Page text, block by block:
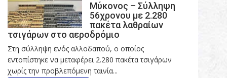
Μύκονος – Σύλληψη
56χρονου με 2.280
πακέτα λαθραίων
τσιγάρων στο αεροδρόμιο
Στη σύλληψη ενός αλλοδαπού, ο οποίος
εντοπίστηκε να μεταφέρει 2.280 πακέτα τσιγάρων
χωρίς την προβλεπόμενη ταινία...